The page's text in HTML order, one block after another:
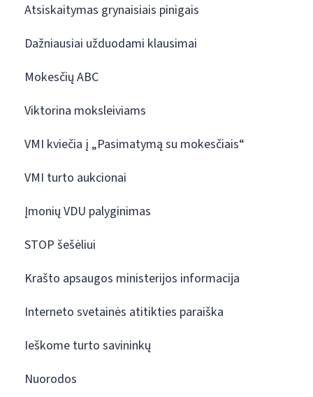
Atsiskaitymas grynaisiais pinigais
Dažniausiai užduodami klausimai
Mokesčių ABC
Viktorina moksleiviams
VMI kviečia į „Pasimatymą su mokesčiais“
VMI turto aukcionai
Įmonių VDU palyginimas
STOP šešėliui
Krašto apsaugos ministerijos informacija
Interneto svetainės atitikties paraiška
Ieškome turto savininkų
Nuorodos